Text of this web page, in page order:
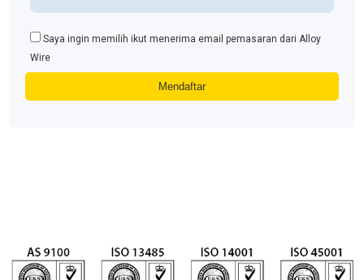
Saya ingin memilih ikut menerima email pemasaran dari Alloy
Wire